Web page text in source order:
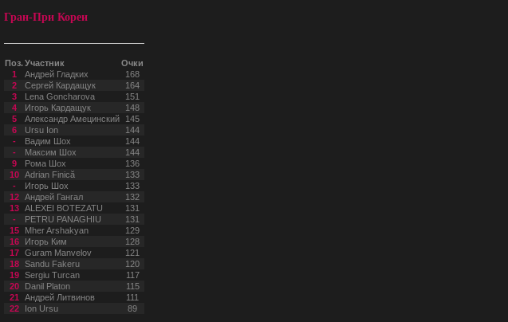
Гран-При Кореи
Поз.Участник
Очки
1
Андрей Гладких
168
2
Сергей Кардащук
164
3
Lena Goncharova
151
4
Игорь Кардащук
148
5
Александр Амецинский
145
6
Ursu Ion
144
-
Вадим Шох
144
-
Максим Шох
144
9
Рома Шох
136
10
Adrian Finică
133
-
Игорь Шох
133
12
Андрей Гангал
132
13
ALEXEI BOTEZATU
131
-
PETRU PANAGHIU
131
15
Mher Arshakyan
129
16
Игорь Ким
128
17
Guram Manvelov
121
18
Sandu Fakeru
120
19
Sergiu Turcan
117
20
Danil Platon
115
21
Андрей Литвинов
111
22
Ion Ursu
89